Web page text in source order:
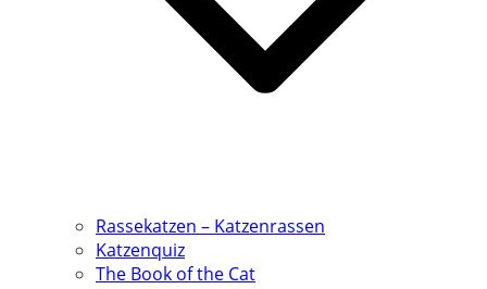
Rassekatzen – Katzenrassen
Katzenquiz
The Book of the Cat